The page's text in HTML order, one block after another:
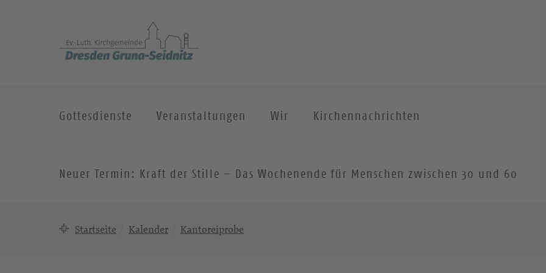
Gottesdienste Veranstaltungen Wir Kirchennachrichten
Neuer Termin: Kraft der Stille – Das Wochenende für Menschen zwischen 30 und 60
Startseite Kalender Kantoreiprobe